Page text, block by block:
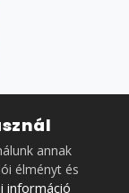
annak
élményt és
információ